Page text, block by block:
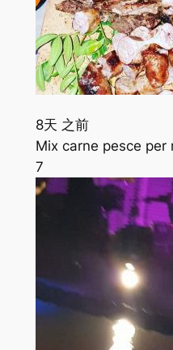
8天 之前
Mix carne pesce per
7